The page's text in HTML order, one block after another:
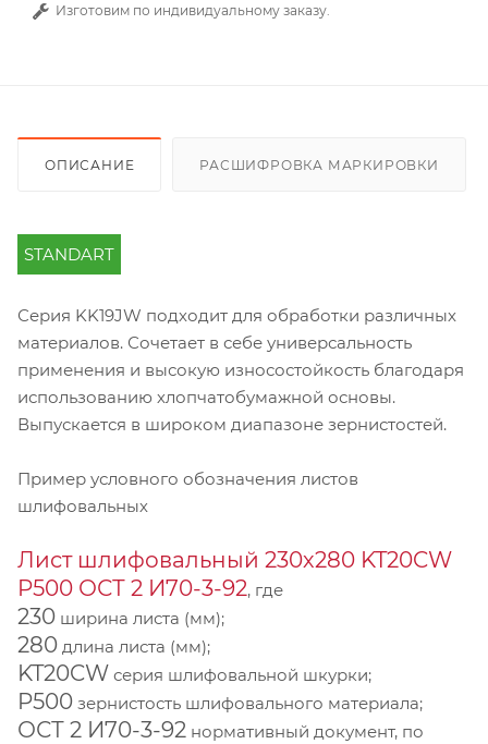
Изготовим по индивидуальному заказу.
ОПИСАНИЕ РАСШИФРОВКА МАРКИРОВКИ
STANDART
Серия KK19JW подходит для обработки различных
материалов. Сочетает в себе универсальность
применения и высокую износостойкость благодаря
использованию хлопчатобумажной основы.
Выпускается в широком диапазоне зернистостей.
Пример условного обозначения листов
шлифовальных
Лист шлифовальный 230х280 KT20CW
P500 ОСТ 2 И70-3-92, где
230 ширина листа (мм);
280 длина листа (мм);
KT20CW серия шлифовальной шкурки;
P500 зернистость шлифовального материала;
ОСТ 2 И70-3-92 нормативный документ, по